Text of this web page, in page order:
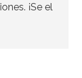
¡Se el